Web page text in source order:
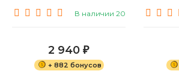
В наличии 20
2 940 ₽
+ 882 бонусов